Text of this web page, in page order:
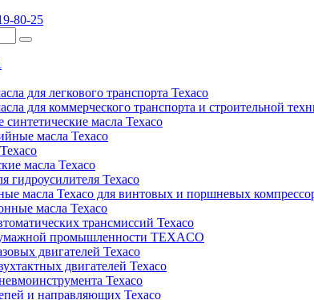
80-25
для легкового транспорта Texaco
для коммерческого транспорта и строительной
синтетические масла Texaco
масла Texaco
масла Texaco
гидроусилителя Texaco
масла Texaco для винтовых и поршневых
масла Texaco
трансмиссий Texaco
промышленности TEXACO
двигателей Texaco
двигателей Texaco
Texaco
и направляющих Texaco